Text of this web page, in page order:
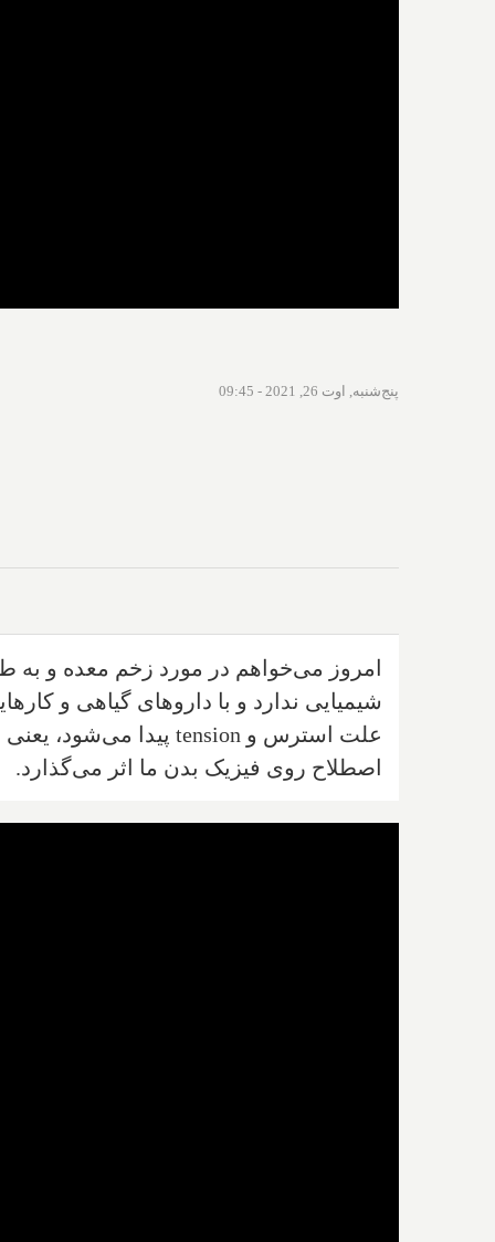
پنج‌شنبه, اوت 26, 2021 - 09:45
امروز می‌خواهم در مورد زخم معده و به
شیمیایی ندارد و با داروهای گیاهی و
علت استرس و tension پیدا می‌شود،
اصطلاح روی فیزیک بدن ما اثر می‌گذارد.